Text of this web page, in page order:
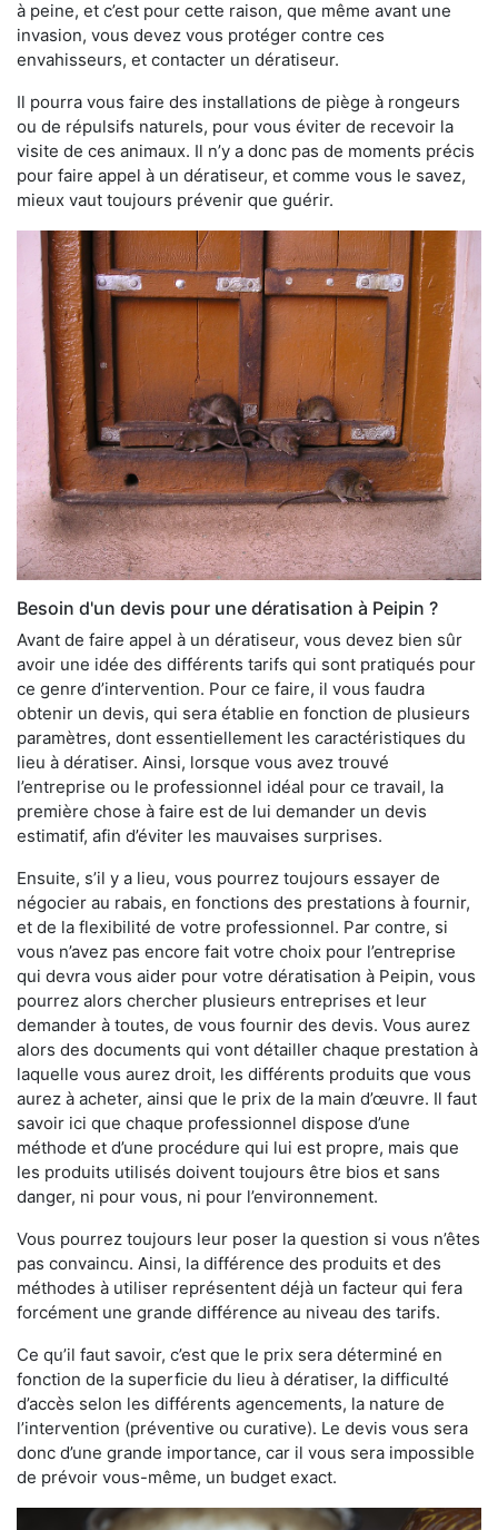
à peine, et c’est pour cette raison, que même avant une
invasion, vous devez vous protéger contre ces
envahisseurs, et contacter un dératiseur.
Il pourra vous faire des installations de piège à rongeurs
ou de répulsifs naturels, pour vous éviter de recevoir la
visite de ces animaux. Il n’y a donc pas de moments précis
pour faire appel à un dératiseur, et comme vous le savez,
mieux vaut toujours prévenir que guérir.
Besoin d'un devis pour une dératisation à Peipin ?
Avant de faire appel à un dératiseur, vous devez bien sûr
avoir une idée des différents tarifs qui sont pratiqués pour
ce genre d’intervention. Pour ce faire, il vous faudra
obtenir un devis, qui sera établie en fonction de plusieurs
paramètres, dont essentiellement les caractéristiques du
lieu à dératiser. Ainsi, lorsque vous avez trouvé
l’entreprise ou le professionnel idéal pour ce travail, la
première chose à faire est de lui demander un devis
estimatif, afin d’éviter les mauvaises surprises.
Ensuite, s’il y a lieu, vous pourrez toujours essayer de
négocier au rabais, en fonctions des prestations à fournir,
et de la flexibilité de votre professionnel. Par contre, si
vous n’avez pas encore fait votre choix pour l’entreprise
qui devra vous aider pour votre dératisation à Peipin, vous
pourrez alors chercher plusieurs entreprises et leur
demander à toutes, de vous fournir des devis. Vous aurez
alors des documents qui vont détailler chaque prestation à
laquelle vous aurez droit, les différents produits que vous
aurez à acheter, ainsi que le prix de la main d’œuvre. Il faut
savoir ici que chaque professionnel dispose d’une
méthode et d’une procédure qui lui est propre, mais que
les produits utilisés doivent toujours être bios et sans
danger, ni pour vous, ni pour l’environnement.
Vous pourrez toujours leur poser la question si vous n’êtes
pas convaincu. Ainsi, la différence des produits et des
méthodes à utiliser représentent déjà un facteur qui fera
forcément une grande différence au niveau des tarifs.
Ce qu’il faut savoir, c’est que le prix sera déterminé en
fonction de la superficie du lieu à dératiser, la difficulté
d’accès selon les différents agencements, la nature de
l’intervention (préventive ou curative). Le devis vous sera
donc d’une grande importance, car il vous sera impossible
de prévoir vous-même, un budget exact.